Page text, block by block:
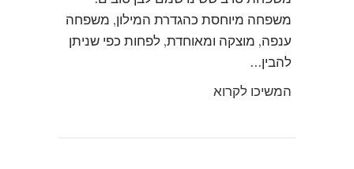
משפחה מיוחסת כהגדרת המילון, משפחה
ענפה, מוצקה ומאוחדת, לפחות כפי שניתן
להבין…
המשיכו לקרוא